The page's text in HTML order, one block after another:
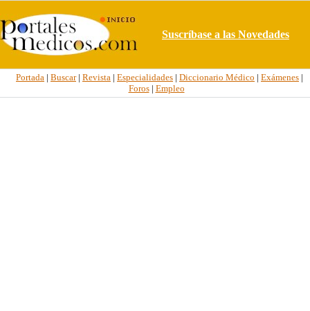
Suscríbase a las Novedades
Portada | Buscar| Revista | Especialidades | Diccionario Médico | Exámenes |
Foros| Empleo